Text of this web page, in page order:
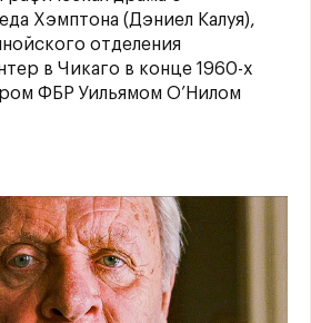
Хэмптона (Дэниел Калуя),
отделения
в Чикаго в конце 1960-х
ФБР Уильямом О’Нилом